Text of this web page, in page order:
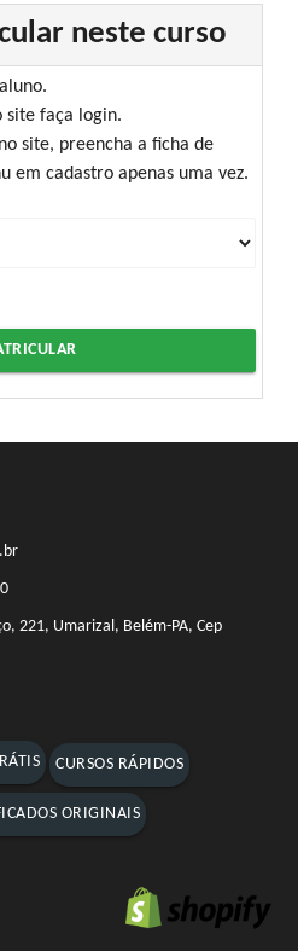
neste curso
site faça login.
site, preencha a ficha de
em cadastro apenas uma vez.
221, Umarizal, Belém-PA, Cep
CURSOS RÁPIDOS
ORIGINAIS